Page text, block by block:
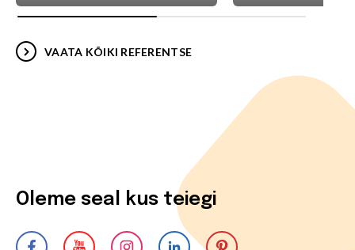
VAATA KÕIKI REFERENTSE
Oleme seal kus teiegi